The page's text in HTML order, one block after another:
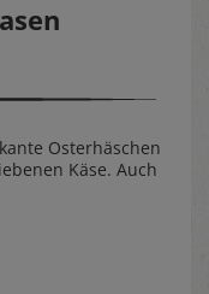
Osterhäschen
Käse. Auch